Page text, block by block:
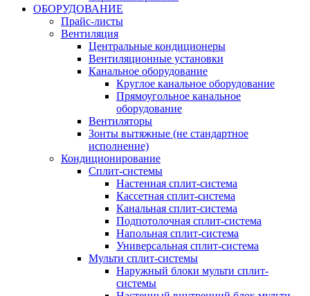
ОБОРУДОВАНИЕ
Прайс-листы
Вентиляция
Центральные кондиционеры
Вентиляционные установки
Канальное оборудование
Круглое канальное оборудование
Прямоугольное канальное
оборудование
Вентиляторы
Зонты вытяжные (не стандартное
исполнение)
Кондиционирование
Сплит-системы
Настенная сплит-система
Кассетная сплит-система
Канальная сплит-система
Подпотолочная сплит-система
Напольная сплит-система
Универсальная сплит-система
Мульти сплит-системы
Наружный блоки мульти сплит-
системы